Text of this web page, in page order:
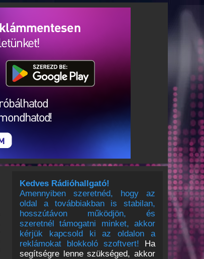
Kedves Rádióhallgató!
Amennyiben szeretnéd, hogy az
oldal a továbbiakban is stabilan,
hosszútávon működjön, és
szeretnél támogatni minket, akkor
kérjük kapcsold ki az oldalon a
reklámokat blokkoló szoftvert! Ha
segítségre lenne szükséged, akkor